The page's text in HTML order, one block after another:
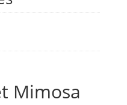
Mimosa